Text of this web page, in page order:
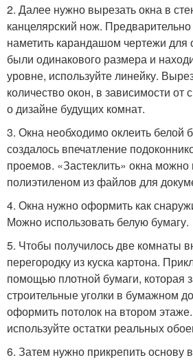
2. Далее нужно вырезать окна в
канцелярский нож.
наметить карандашом чертежи для
были одинакового размера и
уровне, используйте линейку.
количество окон, в зависимости от
о дизайне будущих комнат.
3. Окна необходимо оклеить белой
создалось впечатление
проемов. «Застеклить» окна
полиэтиленом из файлов для
4. Окна нужно оформить как
Можно использовать белую бумагу.
5. Чтобы получилось две комнаты
перегородку из куска картона.
помощью плотной бумаги, которая
строительные уголки в бумажном
оформить потолок на втором
используйте остатки реальных
6. Затем нужно прикрепить основу